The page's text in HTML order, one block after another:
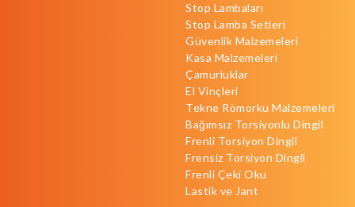
Stop Lambaları
Stop Lamba Setleri
Güvenlik Malzemeleri
Kasa Malzemeleri
Çamurluklar
El Vinçleri
Tekne Römorku Malzemeleri
Bağımsız Torsiyonlu Dingil
Frenli Torsiyon Dingil
Frensiz Torsiyon Dingil
Frenli Çeki Oku
Lastik ve Jant